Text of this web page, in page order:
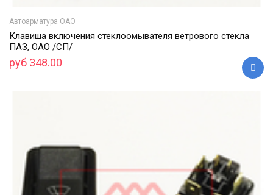
Автоарматура ОАО
Клавиша включения стеклоомывателя ветрового стекла
ПАЗ, ОАО /СП/
руб 348.00